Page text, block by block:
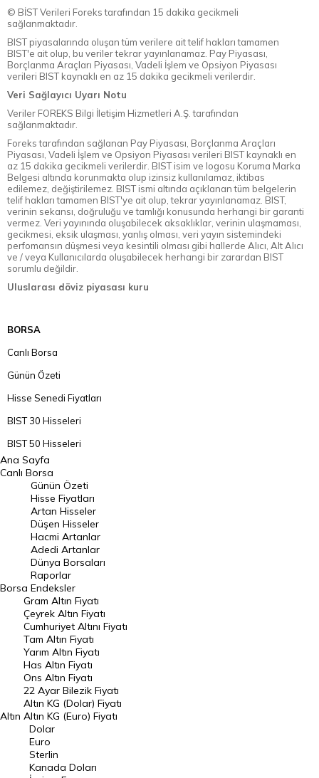
© BİST Verileri Foreks tarafından 15 dakika gecikmeli
sağlanmaktadır.
BIST piyasalarında oluşan tüm verilere ait telif hakları tamamen
BIST'e ait olup, bu veriler tekrar yayınlanamaz. Pay Piyasası,
Borçlanma Araçları Piyasası, Vadeli İşlem ve Opsiyon Piyasası
verileri BIST kaynaklı en az 15 dakika gecikmeli verilerdir.
Veri Sağlayıcı Uyarı Notu
Veriler FOREKS Bilgi İletişim Hizmetleri A.Ş. tarafından
sağlanmaktadır.
Foreks tarafından sağlanan Pay Piyasası, Borçlanma Araçları
Piyasası, Vadeli İşlem ve Opsiyon Piyasası verileri BIST kaynaklı en
az 15 dakika gecikmeli verilerdir. BIST isim ve logosu Koruma Marka
Belgesi altında korunmakta olup izinsiz kullanılamaz, iktibas
edilemez, değiştirilemez. BIST ismi altında açıklanan tüm belgelerin
telif hakları tamamen BIST'ye ait olup, tekrar yayınlanamaz. BIST,
verinin sekansı, doğruluğu ve tamlığı konusunda herhangi bir garanti
vermez. Veri yayınında oluşabilecek aksaklıklar, verinin ulaşmaması,
gecikmesi, eksik ulaşması, yanlış olması, veri yayın sistemindeki
perfomansın düşmesi veya kesintili olması gibi hallerde Alıcı, Alt Alıcı
ve / veya Kullanıcılarda oluşabilecek herhangi bir zarardan BIST
sorumlu değildir.
Uluslarası döviz piyasası kuru
BORSA
Canlı Borsa
Günün Özeti
Hisse Senedi Fiyatları
BIST 30 Hisseleri
BIST 50 Hisseleri
BIST 100 Hisseleri
En Çok Artan Hisseler
En Çok Düşen Hisseler
Hacmi Artanlar
Geçmiş Kapanışlar
Dünya Borsaları
Raporlar
Endeksler
DÖVİZ
Döviz Kuru
Dolar Kuru
Euro Kuru
Pound Kuru
Frank Kuru
Ana Sayfa
Canlı Borsa
Borsa
Günün Özeti
Hisse Fiyatları
Artan Hisseler
Düşen Hisseler
Hacmi Artanlar
Adedi Artanlar
Dünya Borsaları
Raporlar
Endeksler
Altın
Gram Altın Fiyatı
Çeyrek Altın Fiyatı
Cumhuriyet Altını Fiyatı
Tam Altın Fiyatı
Yarım Altın Fiyatı
Has Altın Fiyatı
Ons Altın Fiyatı
22 Ayar Bilezik Fiyatı
Altın KG (Dolar) Fiyatı
Altın KG (Euro) Fiyatı
Dolar
Euro
Sterlin
Kanada Doları